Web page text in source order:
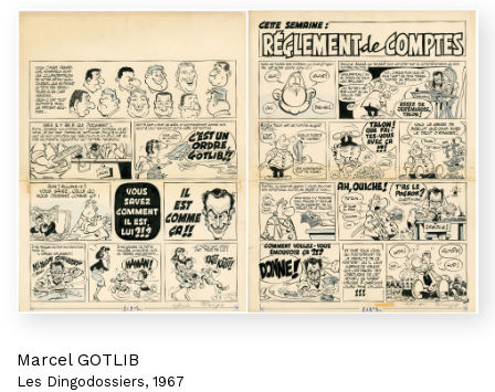
Marcel GOTLIB
Les Dingodossiers, 1967